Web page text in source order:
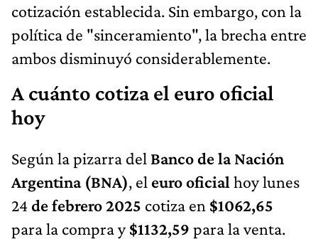
cotización establecida. Sin embargo, con la
política de "sinceramiento", la brecha entre
ambos disminuyó considerablemente.
A cuánto cotiza el euro oficial
hoy
Según la pizarra del Banco de la Nación
Argentina (BNA), el euro oficial hoy lunes
24de febrero 2025 cotiza en $1062,65
para la compra y$1132,59 para la venta.